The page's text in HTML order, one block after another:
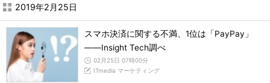
2019年2月25日
スマホ決済に関する不満、1位は「PayPay」
――Insight Tech調べ
02月25日 07時00分
ITmedia マーケティング